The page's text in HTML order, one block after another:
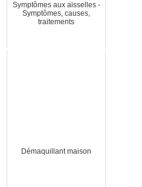
Symptômes aux aisselles -
Symptômes, causes,
traitements
Démaquillant maison